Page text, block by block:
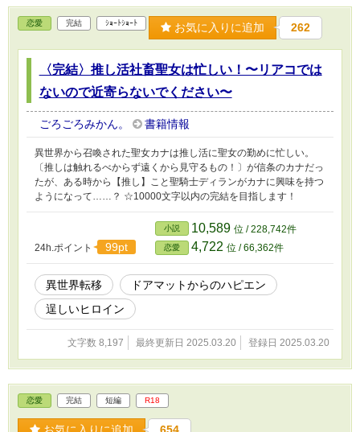
恋愛 完結 ｼｮｰﾄｼｮｰﾄ お気に入りに追加 262
〈完結〉推し活社畜聖女は忙しい！〜リアコでは
ないので近寄らないでください〜
ごろごろみかん。 書籍情報
異世界から召喚された聖女カナは推し活に聖女の勤めに忙しい。
〔推しは触れるべからず遠くから見守るもの！〕が信条のカナだっ
たが、ある時から【推し】こと聖騎士ディランがカナに興味を持つ
ようになって……？ ☆10000文字以内の完結を目指します！
24h.ポイント 99pt
小説 10,589 位 / 228,742件
恋愛 4,722 位 / 66,362件
異世界転移
ドアマットからのハピエン
逞しいヒロイン
文字数 8,197 最終更新日 2025.03.20 登録日 2025.03.20
恋愛 完結 短編 R18
お気に入りに追加